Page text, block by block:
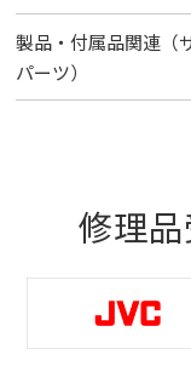
製品・付属品関連（
パーツ）
修理